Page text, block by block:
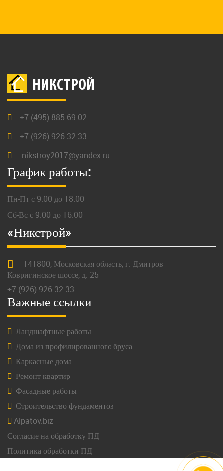
НИКСТРОЙ
+7 (495) 885-69-02
+7 (926) 926-32-33
nikstroy2017@yandex.ru
График работы:
Пн-Пт с 9:00 до 18:00
Сб-Вс с 9:00 до 16:00
«Никстрой»
141800, Московская область, г. Дмитров
Ковригинское шоссе, д. 25
+7 (926) 926-32-33
Важные ссылки
Ландшафтные работы
Дома из профилированного бруса
Каркасные дома
Ремонт квартир
Фасадные работы
Строительство фундаментов
Alpatov.biz
Согласие на обработку ПД
Политика обработки ПД